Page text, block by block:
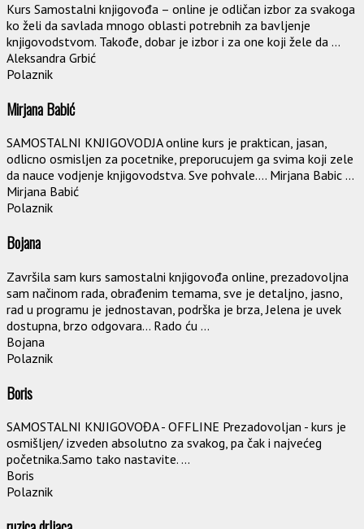
Kurs Samostalni knjigovođa – online je odličan izbor za svakoga
ko želi da savlada mnogo oblasti potrebnih za bavljenje
knjigovodstvom. Takođe, dobar je izbor i za one koji žele da ...
Aleksandra Grbić
Polaznik
Mirjana Babić
SAMOSTALNI KNJIGOVODJA online kurs je praktican, jasan,
odlicno osmisljen za pocetnike, preporucujem ga svima koji zele
da nauce vodjenje knjigovodstva. Sve pohvale…. Mirjana Babic ...
Mirjana Babić
Polaznik
Bojana
Završila sam kurs samostalni knjigovođa online, prezadovoljna
sam načinom rada, obrađenim temama, sve je detaljno, jasno,
rad u programu je jednostavan, podrška je brza, Jelena je uvek
dostupna, brzo odgovara… Rado ću ...
Bojana
Polaznik
Boris
SAMOSTALNI KNJIGOVOĐA - OFFLINE Prezadovoljan - kurs je
osmišljen/ izveden absolutno za svakog, pa čak i najvećeg
početnika.Samo tako nastavite. ...
Boris
Polaznik